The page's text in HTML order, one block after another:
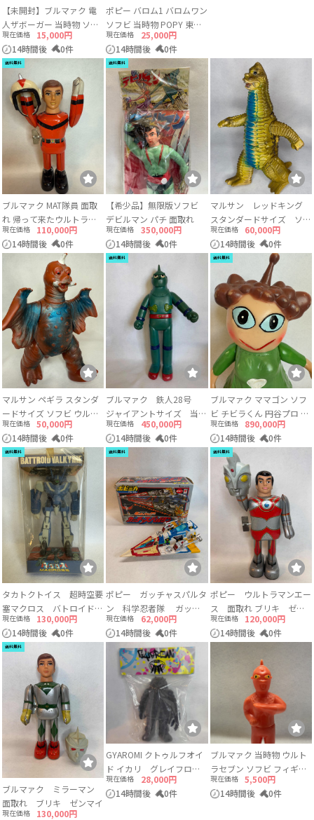
【未開封】ブルマァク 電
人ザボーガー 当時物 ソフ
ビ ロボット
現在価格
15,000円
14時間後
0件
ポピー バロム1 バロムワン
ソフビ 当時物 POPY 東映
スケルトン
現在価格
25,000円
14時間後
0件
送料無料
ブルマァク MAT隊員 面取
れ 帰って来たウルトラマ
ン ブリキ ゼンマイ
現在価格
110,000円
14時間後
0件
送料無料
【希少品】無限版ソフビ
デビルマン パチ 面取れ
現在価格
350,000円
14時間後
0件
マルサン レッドキング
スタンダードサイズ ソフ
ビ
現在価格
60,000円
14時間後
0件
マルサン ペギラ スタンダ
ードサイズ ソフビ ウルト
ラQ
現在価格
50,000円
14時間後
0件
送料無料
ブルマァク 鉄人28号
ジャイアントサイズ 当時
物(1970年代) ソフビ 約
36センチ
現在価格
450,000円
14時間後
0件
送料無料
ブルマァク ママゴン ソフ
ビ チビラくん 円谷プロ マ
ルサン
現在価格
890,000円
14時間後
0件
送料無料
タカトクトイス 超時空要
塞マクロス バトロイド・
バルキリー ブルー色
VF-1J ビックウエスト
ソフビ 日本製
現在価格
130,000円
14時間後
0件
送料無料
ポピー ガッチャスパルタ
ン 科学忍者隊 ガッチ
ャマンF ポピニカシリー
ズ PB-94 タツノコプロ 日
本製
現在価格
62,000円
14時間後
0件
送料無料
ポピー ウルトラマンエー
ス 面取れ ブリキ ゼン
マイ
現在価格
120,000円
14時間後
0件
送料無料
ブルマァク ミラーマン
面取れ ブリキ ゼンマイ
現在価格
130,000円
GYAROMI クトゥルフオイ
ド イカリ グレイフロッ
キー 未開封
現在価格
28,000円
14時間後
0件
ブルマァク 当時物 ウルト
ラセブン ソフビ フィギュ
ア ミニサイズ 約12cm 円
谷プロ
現在価格
5,500円
14時間後
0件